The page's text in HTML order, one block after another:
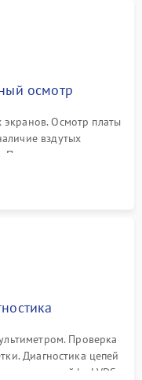
осмотр
экранов. Осмотр платы
вздутых
Проверка надежности
матрицы.
Проверка
Диагностика цепей
на шлейфе LVDS